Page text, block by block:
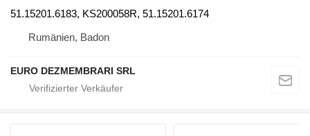
51.15201.6183, KS200058R, 51.15201.6174
Rumänien, Badon
EURO DEZMEMBRARI SRL